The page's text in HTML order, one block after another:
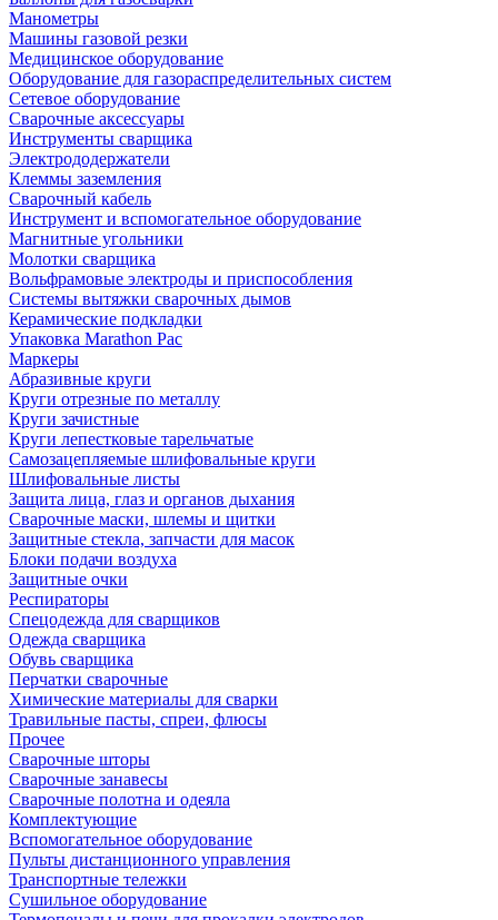
Манометры
Машины газовой резки
Медицинское оборудование
Оборудование для газораспределительных систем
Сетевое оборудование
Сварочные аксессуары
Инструменты сварщика
Электрододержатели
Клеммы заземления
Сварочный кабель
Инструмент и вспомогательное оборудование
Магнитные угольники
Молотки сварщика
Вольфрамовые электроды и приспособления
Системы вытяжки сварочных дымов
Керамические подкладки
Упаковка Marathon Pac
Маркеры
Абразивные круги
Круги отрезные по металлу
Круги зачистные
Круги лепестковые тарельчатые
Самозацепляемые шлифовальные круги
Шлифовальные листы
Защита лица, глаз и органов дыхания
Сварочные маски, шлемы и щитки
Защитные стекла, запчасти для масок
Блоки подачи воздуха
Защитные очки
Респираторы
Спецодежда для сварщиков
Одежда сварщика
Обувь сварщика
Перчатки сварочные
Химические материалы для сварки
Травильные пасты, спреи, флюсы
Прочее
Сварочные шторы
Сварочные занавесы
Сварочные полотна и одеяла
Комплектующие
Вспомогательное оборудование
Пульты дистанционного управления
Транспортные тележки
Сушильное оборудование